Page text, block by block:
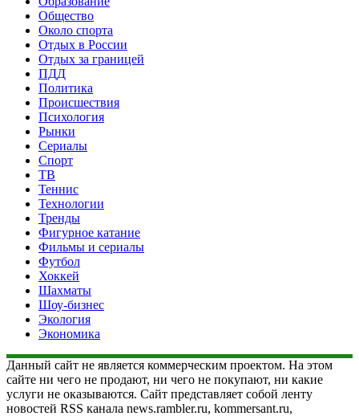
Общество
Около спорта
Отдых в России
Отдых за границей
ПДД
Политика
Происшествия
Психология
Рынки
Сериалы
Спорт
ТВ
Теннис
Технологии
Тренды
Фигурное катание
Фильмы и сериалы
Футбол
Хоккей
Шахматы
Шоу-бизнес
Экология
Экономика
Данный сайт не является коммерческим проектом. На этом
сайте ни чего не продают, ни чего не покупают, ни какие
услуги не оказываются. Сайт представляет собой ленту
новостей RSS канала news.rambler.ru, kommersant.ru,